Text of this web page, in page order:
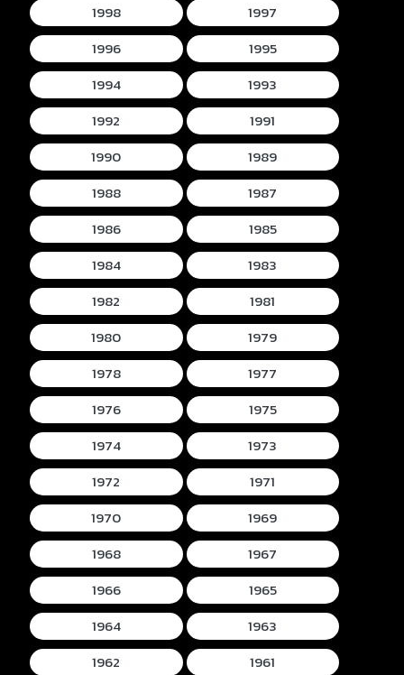
1998
1997
1996
1995
1994
1993
1992
1991
1990
1989
1988
1987
1986
1985
1984
1983
1982
1981
1980
1979
1978
1977
1976
1975
1974
1973
1972
1971
1970
1969
1968
1967
1966
1965
1964
1963
1962
1961